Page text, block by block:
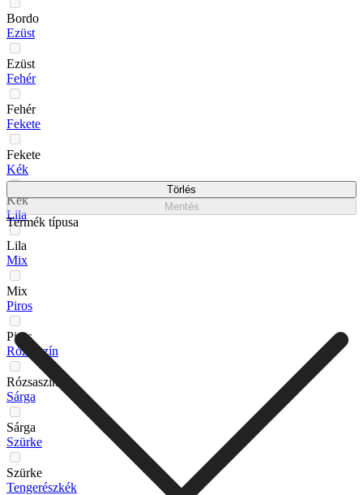
Bordo
Ezüst
Ezüst
Fehér
Fehér
Fekete
Fekete
Kék
Kék
Lila
Lila
Mix
Mix
Piros
Piros
Rózsaszín
Rózsaszín
Sárga
Sárga
Szürke
Szürke
Tengerészkék
Törlés
Mentés
Termék típusa